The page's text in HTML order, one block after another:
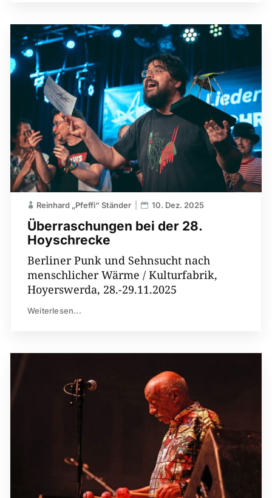
Überraschungen bei der 28.
Hoyschrecke
Reinhard „Pfeffi“ Ständer 10. Dez. 2025
Berliner Punk und Sehnsucht nach
menschlicher Wärme / Kulturfabrik,
Hoyerswerda, 28.-29.11.2025
Weiterlesen...